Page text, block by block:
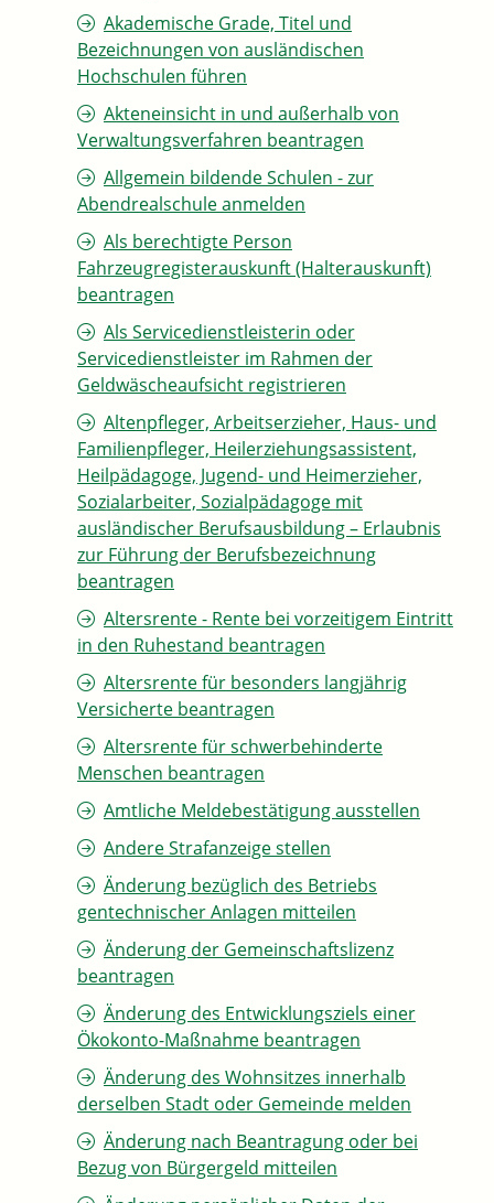
Akademische Grade, Titel und
Bezeichnungen von ausländischen
Hochschulen führen
Akteneinsicht in und außerhalb von
Verwaltungsverfahren beantragen
Allgemein bildende Schulen - zur
Abendrealschule anmelden
Als berechtigte Person
Fahrzeugregisterauskunft (Halterauskunft)
beantragen
Als Servicedienstleisterin oder
Servicedienstleister im Rahmen der
Geldwäscheaufsicht registrieren
Altenpfleger, Arbeitserzieher, Haus- und
Familienpfleger, Heilerziehungsassistent,
Heilpädagoge, Jugend- und Heimerzieher,
Sozialarbeiter, Sozialpädagoge mit
ausländischer Berufsausbildung – Erlaubnis
zur Führung der Berufsbezeichnung
beantragen
Altersrente - Rente bei vorzeitigem Eintritt
in den Ruhestand beantragen
Altersrente für besonders langjährig
Versicherte beantragen
Altersrente für schwerbehinderte
Menschen beantragen
Amtliche Meldebestätigung ausstellen
Andere Strafanzeige stellen
Änderung bezüglich des Betriebs
gentechnischer Anlagen mitteilen
Änderung der Gemeinschaftslizenz
beantragen
Änderung des Entwicklungsziels einer
Ökokonto-Maßnahme beantragen
Änderung des Wohnsitzes innerhalb
derselben Stadt oder Gemeinde melden
Änderung nach Beantragung oder bei
Bezug von Bürgergeld mitteilen